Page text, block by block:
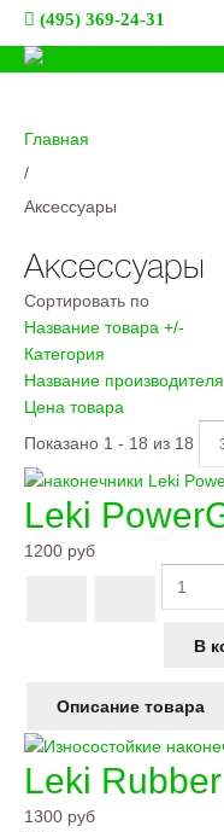
(495) 369-24-31
Главная
/
Аксессуары
Аксессуары
Сортировать по
Название товара +/-
Категория
Название производителя
Цена товара
Показано 1 - 18 из 18
Leki
1200 руб
Описание товара
Leki
1300 руб